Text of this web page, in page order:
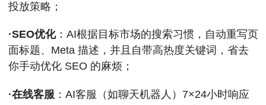
投放策略；
·SEO优化：AI根据目标市场的搜索习惯，自动重写页
面标题、Meta 描述，并且自带高热度关键词，省去
你手动优化 SEO 的麻烦；
·在线客服 ：AI客服（如聊天机器人）7×24小时响应